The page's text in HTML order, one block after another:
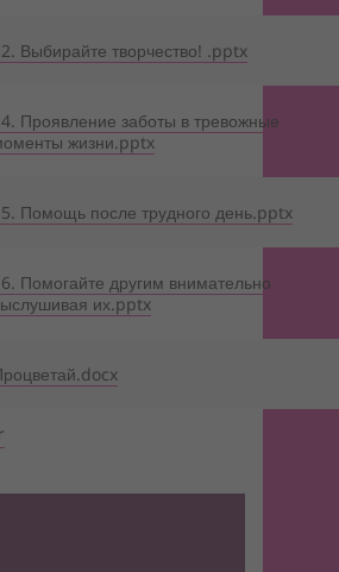
Выбирайте творчество! .pptx
Проявление заботы в тревожные
жизни.pptx
Помощь после трудного день.pptx
Помогайте другим внимательно
их.pptx